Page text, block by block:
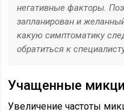
негативные факторы.
запланирован и
какую симптоматику
обратиться к
Учащенные
Увеличение частоты